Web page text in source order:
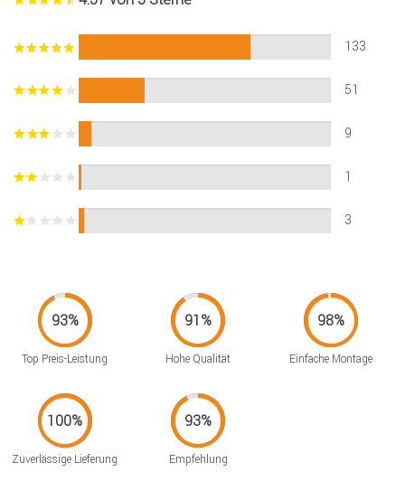
133
51
9
1
3
Top Preis-Leistung Hohe Qualität Einfache Montage
Zuverlässige Lieferung Empfehlung